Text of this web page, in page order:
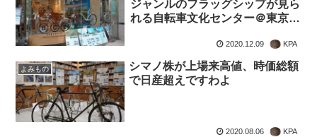
ジャンルのフラッグシップが見ら
れる自転車文化センター＠東京・
2020.12.09 KPA
よみもの
シマノ株が上場来高値、時価総額
で日産超えですわよ
2020.08.06 KPA